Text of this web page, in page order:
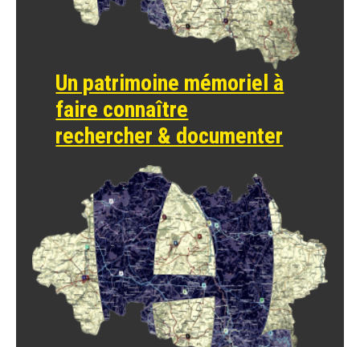
Un patrimoine mémoriel à
faire connaître
rechercher & documenter